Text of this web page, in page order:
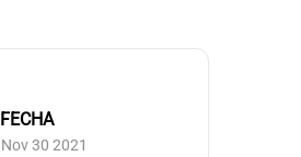
FECHA
Nov 30 2021